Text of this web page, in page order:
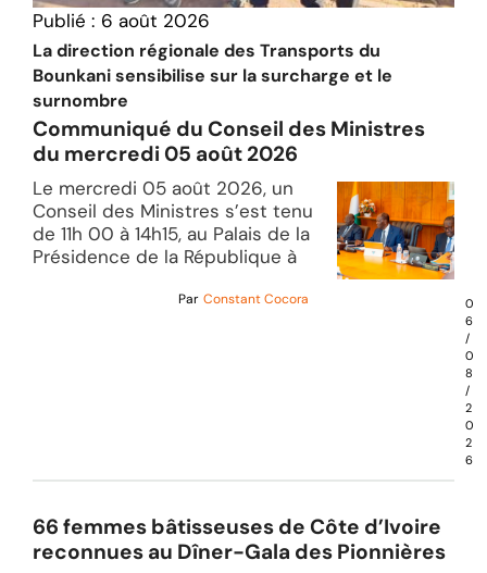
Publié : 6 août 2026
La direction régionale des Transports du
Bounkani sensibilise sur la surcharge et le
surnombre
Communiqué du Conseil des Ministres
du mercredi 05 août 2026
Le mercredi 05 août 2026, un
Conseil des Ministres s’est tenu
de 11h 00 à 14h15, au Palais de la
Présidence de la République à
Par Constant Cocora
0
6
/
0
8
/
2
0
2
6
66 femmes bâtisseuses de Côte d’Ivoire
reconnues au Dîner-Gala des Pionnières